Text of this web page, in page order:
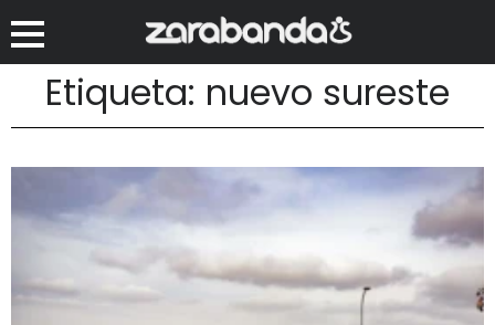
Etiqueta: nuevo sureste